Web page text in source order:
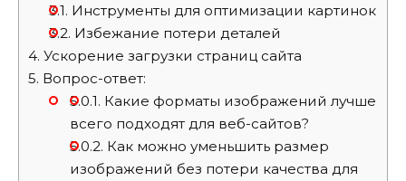
3.1. Инструменты для оптимизации картинок
3.2. Избежание потери деталей
4. Ускорение загрузки страниц сайта
5. Вопрос-ответ:
5.0.1. Какие форматы изображений лучше
всего подходят для веб-сайтов?
5.0.2. Как можно уменьшить размер
изображений без потери качества для